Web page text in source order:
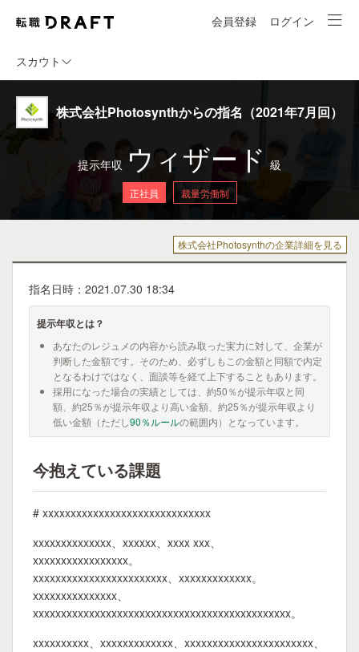
会員登録 ログイン
スカウト
株式会社Photosynthからの指名（2021年7月回）
提示年収 ウィザード 級
正社員 裁量労働制
株式会社Photosynthの企業詳細を見る
指名日時：2021.07.30 18:34
提示年収とは？
あなたのレジュメの内容から読み取った実力に対して、企業が
判断した金額です。そのため、必ずしもこの金額と同額で内定
となるわけではなく、面談等を経て上下することもあります。
採用になった場合の実績としては、約50％が提示年収と同
額、約25％が提示年収より高い金額、約25％が提示年収より
低い金額（ただし90％ルールの範囲内）となっています。
今抱えている課題
# xxxxxxxxxxxxxxxxxxxxxxxxxxxxxx
xxxxxxxxxxxxxx、xxxxxx、xxxx xxx、
xxxxxxxxxxxxxxxxx。
xxxxxxxxxxxxxxxxxxxxxxxx、xxxxxxxxxxxxx。
xxxxxxxxxxxxxxx、
xxxxxxxxxxxxxxxxxxxxxxxxxxxxxxxxxxxxxxxxxxxxxx。
xxxxxxxxxx、xxxxxxxxxxxxx、xxxxxxxxxxxxxxxxxxxxxxx、